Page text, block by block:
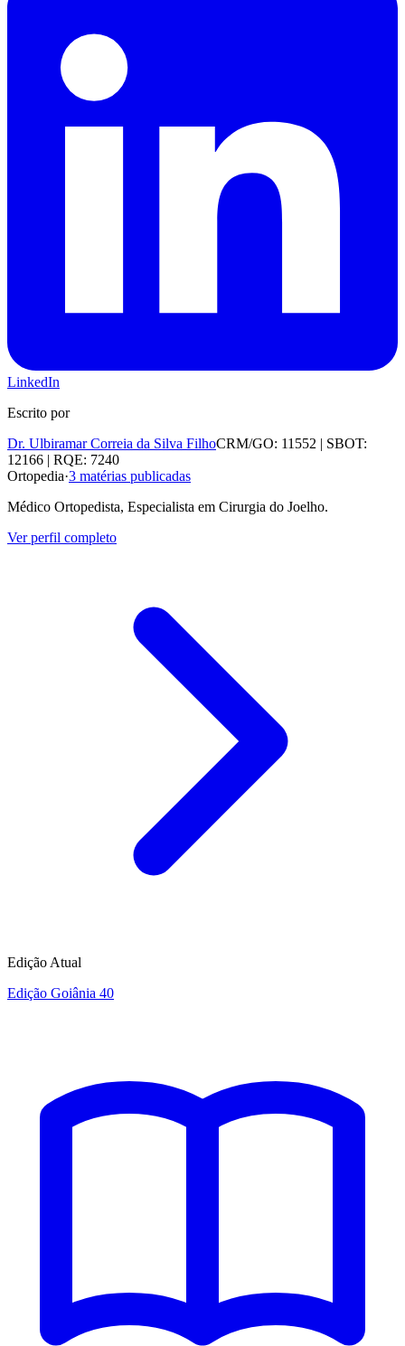
LinkedIn
Escrito por
Dr. Ulbiramar Correia da Silva FilhoCRM/GO: 11552 | SBOT:
12166 | RQE: 7240
Ortopedia·3 matérias publicadas
Médico Ortopedista, Especialista em Cirurgia do Joelho.
Ver perfil completo
Edição Atual
Edição Goiânia 40